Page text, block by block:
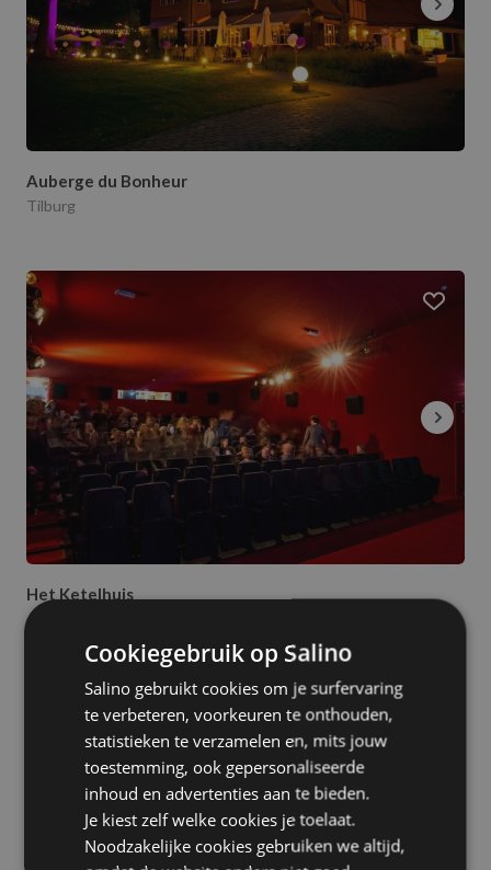
Auberge du Bonheur
Tilburg
Het Ketelhuis
Amsterdam
Cookiegebruik op Salino
Salino gebruikt cookies om je surfervaring
te verbeteren, voorkeuren te onthouden,
statistieken te verzamelen en, mits jouw
toestemming, ook gepersonaliseerde
inhoud en advertenties aan te bieden.
Je kiest zelf welke cookies je toelaat.
Noodzakelijke cookies gebruiken we altijd,